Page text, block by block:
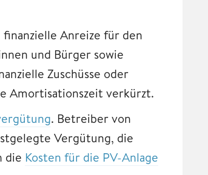
Anreize für den
und Bürger sowie
Zuschüsse oder
Amortisationszeit verkürzt.
. Betreiber von
Vergütung, die
die Kosten für die PV-Anlage